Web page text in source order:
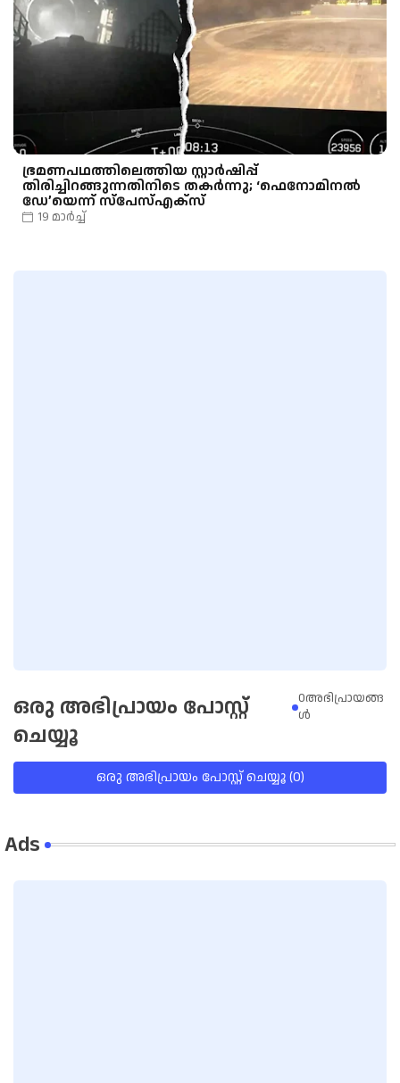
ഭ്രമണപഥത്തിലെത്തിയ സ്റ്റാർഷിപ്പ്
തിരിച്ചിറങ്ങുന്നതിനിടെ തകർന്നു; ‘ഫെനോമിനൽ
ഡേ’യെന്ന് സ്പേസ്എക്സ്
19 മാർച്ച്
ഒരു അഭിപ്രായം പോസ്റ്റ്
ചെയ്യൂ
0അഭിപ്രായങ്ങ
ള്‍
ഒരു അഭിപ്രായം പോസ്റ്റ് ചെയ്യൂ (0)
Ads